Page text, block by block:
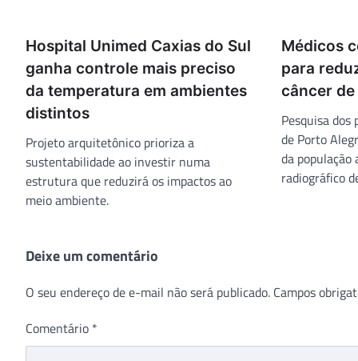
Hospital Unimed Caxias do Sul
ganha controle mais preciso
da temperatura em ambientes
distintos
Projeto arquitetônico prioriza a
sustentabilidade ao investir numa
estrutura que reduzirá os impactos ao
meio ambiente.
Médicos
para
câncer
Pesquisa dos
de Porto
da população
radiográfico
Deixe um comentário
O seu endereço de e-mail não será publicado. Campos
Comentário *